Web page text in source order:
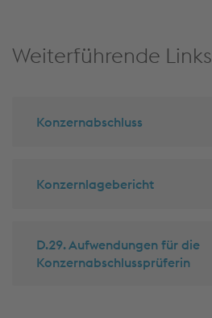
Weiterführende Links
Konzernabschluss
Konzernlagebericht
D.29. Aufwendungen für die
Konzernabschlussprüferin